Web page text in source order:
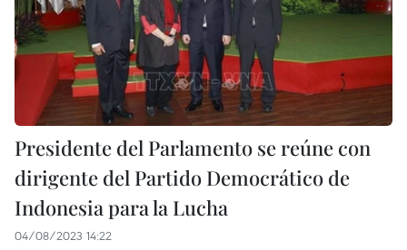
Presidente del Parlamento se reúne con
dirigente del Partido Democrático de
Indonesia para la Lucha
04/08/2023 14:22